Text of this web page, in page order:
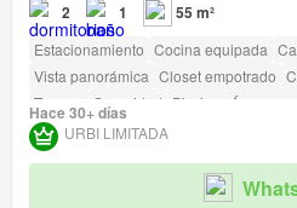
2 1 55 m²
Estacionamiento Cocina equipada
Vista panorámica Closet empotrado
Terraza
Seguridad Piscina Área para
Conserje Parilla Caseta de vigilancia
Acceso para personas con discapacidad
Hace 30+ días
URBI LIMITADA